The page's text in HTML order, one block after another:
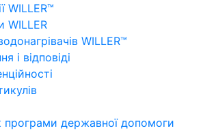
WILLER™
WILLER
WILLER™
і відповіді
програми державної допомоги